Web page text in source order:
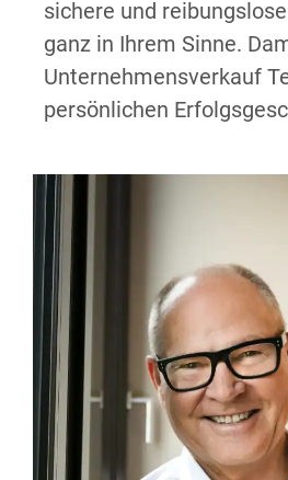
sichere und
ganz in Ihrem Sinne.
Unternehmensverkauf
persönlichen